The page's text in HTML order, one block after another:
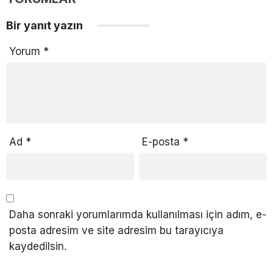
Bir yanıt yazın
Yorum *
Ad * E-posta *
Daha sonraki yorumlarımda kullanılması için adım, e-
posta adresim ve site adresim bu tarayıcıya
kaydedilsin.